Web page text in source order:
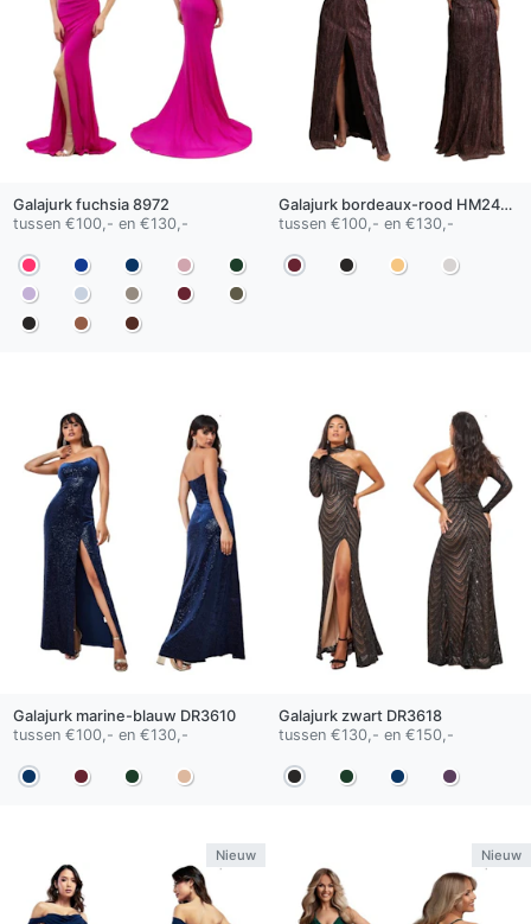
Galajurk fuchsia8972
tussen €100,- en €130,-
Galajurk bordeaux-rood HM2428
tussen €100,- en €130,-
Galajurk marine-blauw DR3610
tussen €100,- en €130,-
Galajurk zwartDR3618
tussen €130,- en €150,-
Nieuw Nieuw